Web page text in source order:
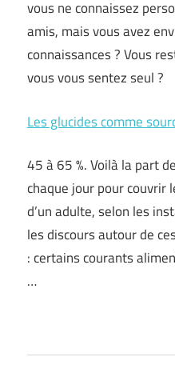
vous ne connaissez
amis, mais vous avez
connaissances ? Vous
vous vous sentez seul ?
Les glucides comme
45 à 65 %. Voilà la part
chaque jour pour couvrir
d’un adulte, selon les
les discours autour de
: certains courants
…